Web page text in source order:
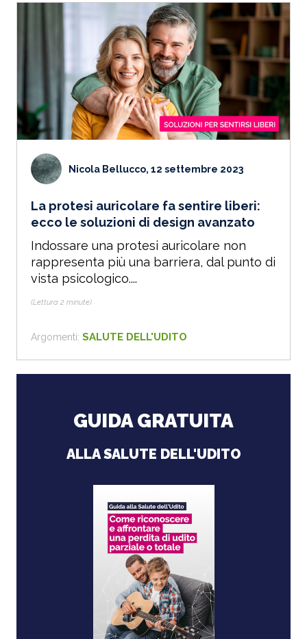
Nicola Bellucco, 12 settembre 2023
La protesi auricolare fa sentire liberi:
ecco le soluzioni di design avanzato
Indossare una protesi auricolare non
rappresenta più una barriera, dal punto di
vista psicologico....
(Lettura 2 minute)
Argomenti: SALUTE DELL'UDITO
GUIDA GRATUITA
ALLA SALUTE DELL'UDITO